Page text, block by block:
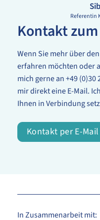
Referentin
Kontakt zum
Wenn Sie mehr über
erfahren möchten oder
mich gerne an +49
mir direkt eine E-Mail.
Ihnen in Verbindung
Kontakt per E-
In Zusammenarbeit mit: